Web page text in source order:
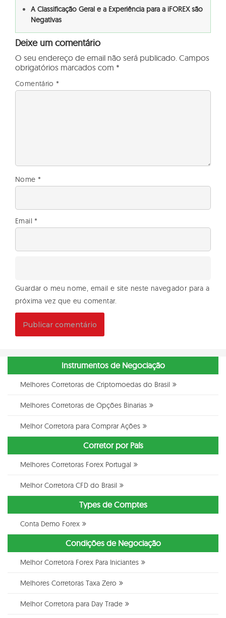
A Classificação Geral e a Experiência para a iFOREX são
Negativas
Deixe um comentário
O seu endereço de email não será publicado. Campos
obrigatórios marcados com *
Comentário *
Nome *
Email *
Guardar o meu nome, email e site neste navegador para a
próxima vez que eu comentar.
Instrumentos de Negociação
Melhores Corretoras de Criptomoedas do Brasil
Melhores Corretoras de Opções Binarias
Melhor Corretora para Comprar Ações
Corretor por País
Melhores Corretoras Forex Portugal
Melhor Corretora CFD do Brasil
Types de Comptes
Conta Demo Forex
Condições de Negociação
Melhor Corretora Forex Para Iniciantes
Melhores Corretoras Taxa Zero
Melhor Corretora para Day Trade